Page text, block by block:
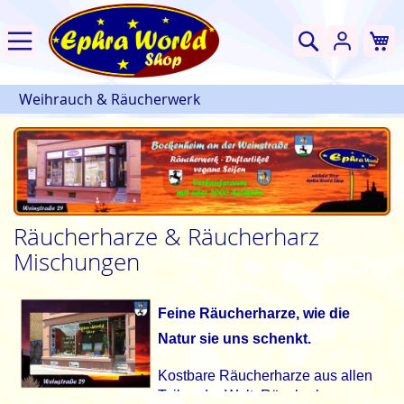
Suche
Weihrauch & Räucherwerk
Räucherharze & Räucherharz
Mischungen
Feine Räucherharze, wie die
Natur sie uns schenkt.
Kostbare Räucherharze aus allen
Teilen der Welt. Räucherharz